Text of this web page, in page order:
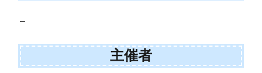
–
主催者